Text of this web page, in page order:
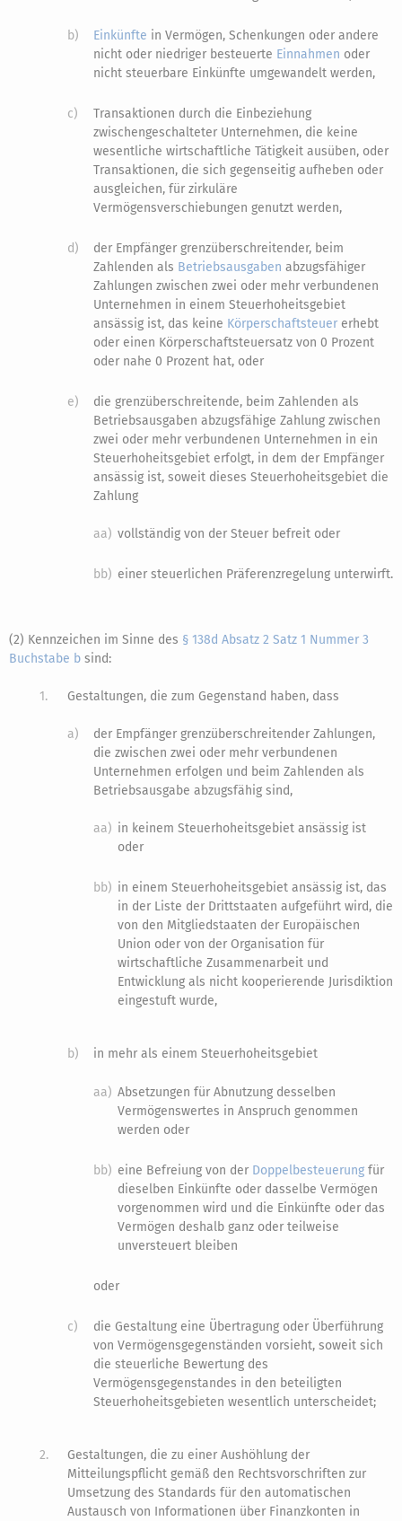
b) Einkünfte in Vermögen, Schenkungen oder andere
nicht oder niedriger besteuerte Einnahmen oder
nicht steuerbare Einkünfte umgewandelt werden,
c)
Transaktionen durch die Einbeziehung
zwischengeschalteter Unternehmen, die keine
wesentliche wirtschaftliche Tätigkeit ausüben, oder
Transaktionen, die sich gegenseitig aufheben oder
ausgleichen, für zirkuläre
Vermögensverschiebungen genutzt werden,
d)
der Empfänger grenzüberschreitender, beim
Zahlenden als Betriebsausgaben abzugsfähiger
Zahlungen zwischen zwei oder mehr verbundenen
Unternehmen in einem Steuerhoheitsgebiet
ansässig ist, das keine Körperschaftsteuer erhebt
oder einen Körperschaftsteuersatz von 0 Prozent
oder nahe 0 Prozent hat, oder
e)
die grenzüberschreitende, beim Zahlenden als
Betriebsausgaben abzugsfähige Zahlung zwischen
zwei oder mehr verbundenen Unternehmen in ein
Steuerhoheitsgebiet erfolgt, in dem der Empfänger
ansässig ist, soweit dieses Steuerhoheitsgebiet die
Zahlung
aa) vollständig von der Steuer befreit oder
bb) einer steuerlichen Präferenzregelung unterwirft.
(2) Kennzeichen im Sinne des § 138d Absatz 2 Satz 1 Nummer 3
Buchstabe b sind:
1. Gestaltungen, die zum Gegenstand haben, dass
a)
der Empfänger grenzüberschreitender Zahlungen,
die zwischen zwei oder mehr verbundenen
Unternehmen erfolgen und beim Zahlenden als
Betriebsausgabe abzugsfähig sind,
aa) in keinem Steuerhoheitsgebiet ansässig ist
oder
bb) in einem Steuerhoheitsgebiet ansässig ist, das
in der Liste der Drittstaaten aufgeführt wird, die
von den Mitgliedstaaten der Europäischen
Union oder von der Organisation für
wirtschaftliche Zusammenarbeit und
Entwicklung als nicht kooperierende Jurisdiktion
eingestuft wurde,
b) in mehr als einem Steuerhoheitsgebiet
aa) Absetzungen für Abnutzung desselben
Vermögenswertes in Anspruch genommen
werden oder
bb) eine Befreiung von der Doppelbesteuerungfür
dieselben Einkünfte oder dasselbe Vermögen
vorgenommen wird und die Einkünfte oder das
Vermögen deshalb ganz oder teilweise
unversteuert bleiben
oder
c)
die Gestaltung eine Übertragung oder Überführung
von Vermögensgegenständen vorsieht, soweit sich
die steuerliche Bewertung des
Vermögensgegenstandes in den beteiligten
Steuerhoheitsgebieten wesentlich unterscheidet;
2.
Gestaltungen, die zu einer Aushöhlung der
Mitteilungspflicht gemäß den Rechtsvorschriften zur
Umsetzung des Standards für den automatischen
Austausch von Informationen über Finanzkonten in